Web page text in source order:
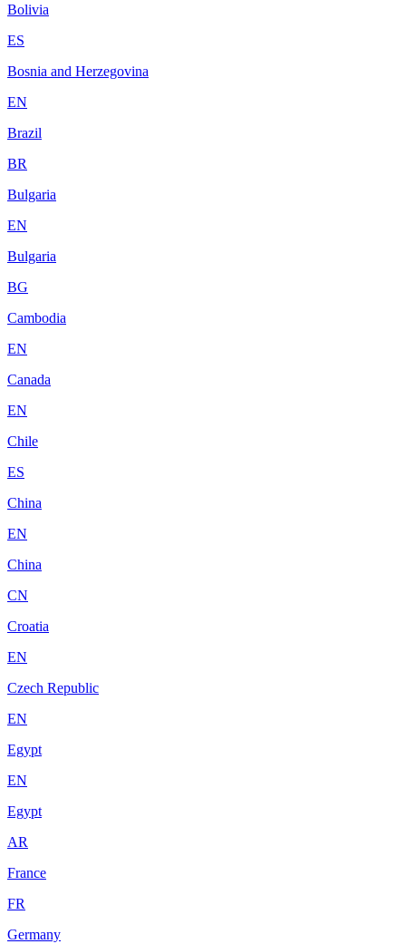
Bolivia
ES
Bosnia and Herzegovina
EN
Brazil
BR
Bulgaria
EN
Bulgaria
BG
Cambodia
EN
Canada
EN
Chile
ES
China
EN
China
CN
Croatia
EN
Czech Republic
EN
Egypt
EN
Egypt
AR
France
FR
Germany